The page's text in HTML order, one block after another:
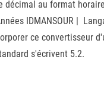
au format
IDMANSOUR |
ce
s'écrivent 5.2.